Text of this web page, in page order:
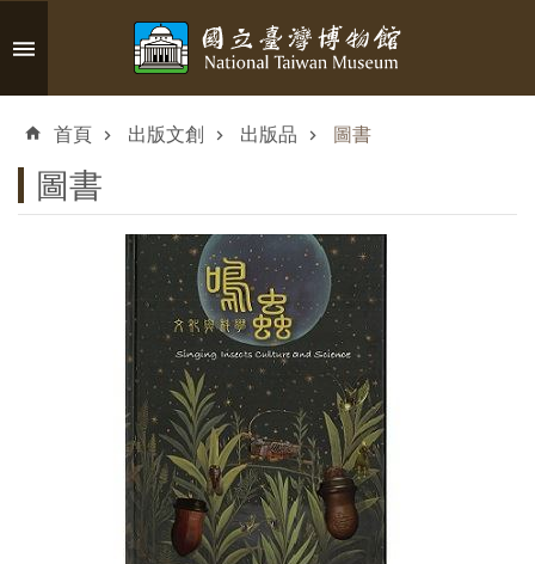
跳到主要內容區塊
搜
首頁 出版文創 出版品 圖書
圖書